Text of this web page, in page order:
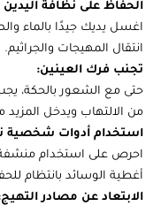
الحفاظ على نظافة اليدين
اغسل يديك جيدًا بالماء
انتقال المهيجات والجراثيم.
تجنب فرك العينين:
حتى مع الشعور بالحكة،
من الالتهاب ويدخل المزيد
استخدام أدوات شخصية
احرص على استخدام
أغطية الوسائد بانتظام
الابتعاد عن مصادر